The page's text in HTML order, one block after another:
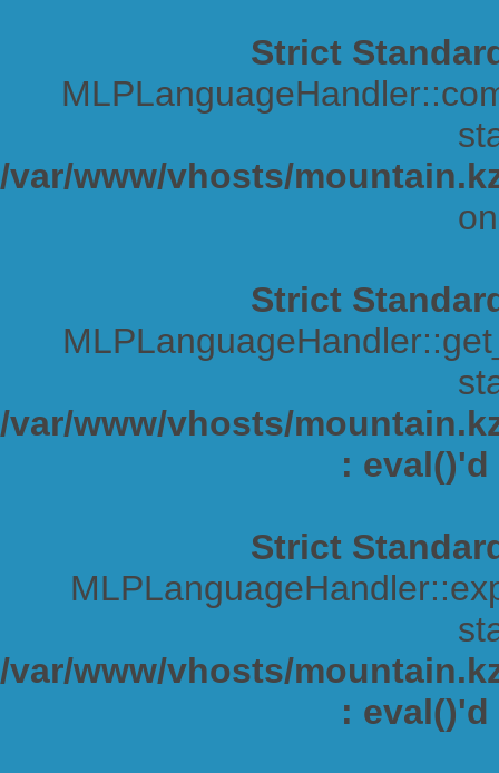
Strict
/var/www/vhosts/
Strict
/var/www/vhosts/
:
Strict
/var/www/vhosts/
: